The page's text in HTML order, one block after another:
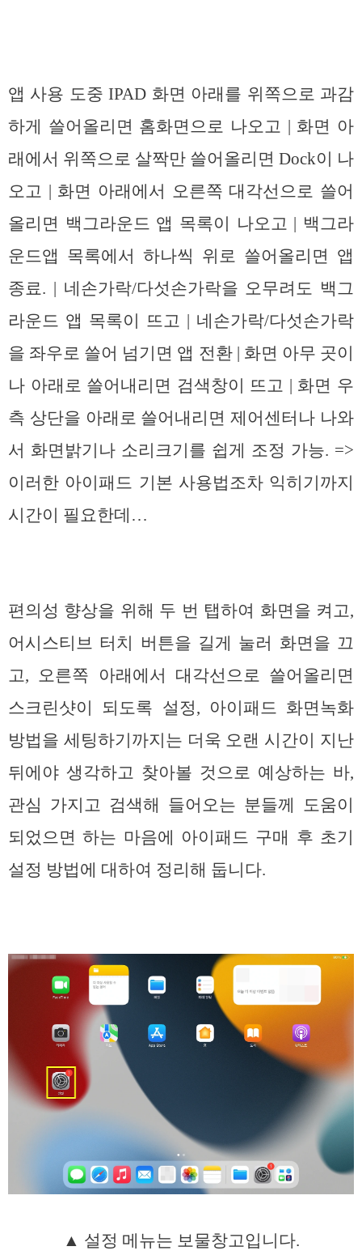
앱 사용 도중 IPAD 화면 아래를 위쪽으로 과감
하게 쓸어올리면 홈화면으로 나오고 | 화면 아
래에서 위쪽으로 살짝만 쓸어올리면 Dock이 나
오고 | 화면 아래에서 오른쪽 대각선으로 쓸어
올리면 백그라운드 앱 목록이 나오고 | 백그라
운드앱 목록에서 하나씩 위로 쓸어올리면 앱
종료. | 네손가락/다섯손가락을 오무려도 백그
라운드 앱 목록이 뜨고 | 네손가락/다섯손가락
을 좌우로 쓸어 넘기면 앱 전환 | 화면 아무 곳이
나 아래로 쓸어내리면 검색창이 뜨고 | 화면 우
측 상단을 아래로 쓸어내리면 제어센터나 나와
서 화면밝기나 소리크기를 쉽게 조정 가능. =>
이러한 아이패드 기본 사용법조차 익히기까지
시간이 필요한데…
편의성 향상을 위해 두 번 탭하여 화면을 켜고,
어시스티브 터치 버튼을 길게 눌러 화면을 끄
고, 오른쪽 아래에서 대각선으로 쓸어올리면
스크린샷이 되도록 설정, 아이패드 화면녹화
방법을 세팅하기까지는 더욱 오랜 시간이 지난
뒤에야 생각하고 찾아볼 것으로 예상하는 바,
관심 가지고 검색해 들어오는 분들께 도움이
되었으면 하는 마음에 아이패드 구매 후 초기
설정 방법에 대하여 정리해 둡니다.
▲ 설정 메뉴는 보물창고입니다.